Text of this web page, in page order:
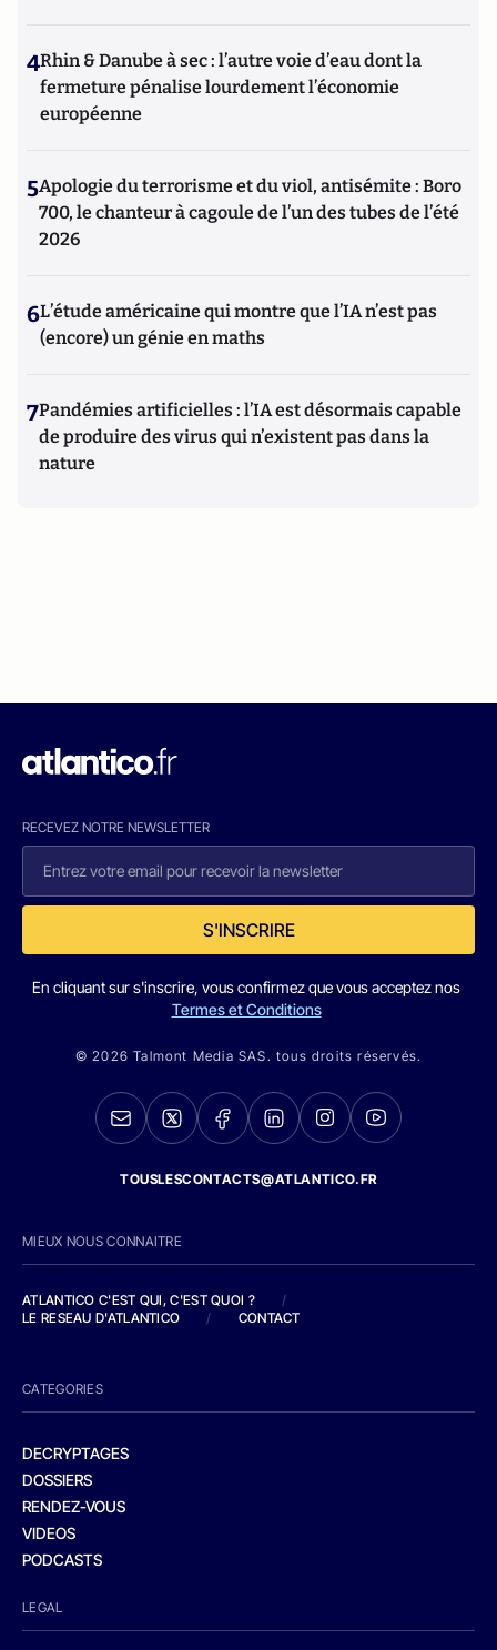
4Rhin & Danube à sec : l’autre voie d’eau dont la
fermeture pénalise lourdement l’économie
européenne
5Apologie du terrorisme et du viol, antisémite : Boro
700, le chanteur à cagoule de l’un des tubes de l’été
2026
6L’étude américaine qui montre que l’IA n’est pas
(encore) un génie en maths
7Pandémies artificielles : l’IA est désormais capable
de produire des virus qui n’existent pas dans la
nature
RECEVEZ NOTRE NEWSLETTER
S'INSCRIRE
En cliquant sur s'inscrire, vous confirmez que vous acceptez nos
Termes et Conditions
© 2026 Talmont Media SAS. tous droits réservés.
TOUSLESCONTACTS@ATLANTICO.FR
MIEUX NOUS CONNAITRE
ATLANTICO C'EST QUI, C'EST QUOI ?
/
LE RESEAU D'ATLANTICO
/ CONTACT
CATEGORIES
DECRYPTAGES
DOSSIERS
RENDEZ-VOUS
VIDEOS
PODCASTS
LEGAL